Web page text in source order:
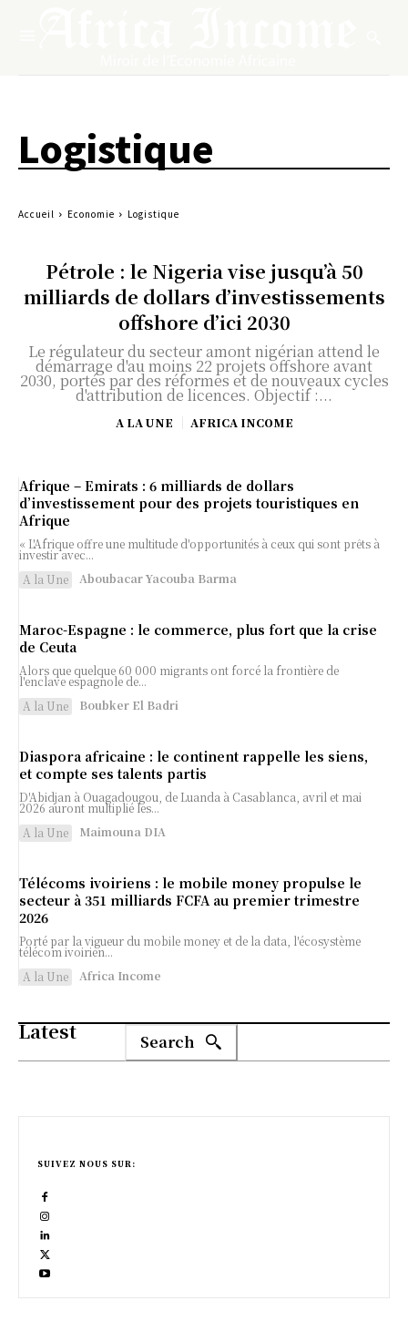
Logistique
Accueil Economie Logistique
Pétrole : le Nigeria vise jusqu’à 50
milliards de dollars d’investissements
offshore d’ici 2030
Le régulateur du secteur amont nigérian attend le
démarrage d'au moins 22 projets offshore avant
2030, portés par des réformes et de nouveaux cycles
d'attribution de licences. Objectif :...
A LA UNE AFRICA INCOME
Afrique – Emirats : 6 milliards de dollars
d’investissement pour des projets touristiques en
Afrique
« L'Afrique offre une multitude d'opportunités à ceux qui sont prêts à
investir avec...
A la Une
Aboubacar Yacouba Barma
Maroc-Espagne : le commerce, plus fort que la crise
de Ceuta
Alors que quelque 60 000 migrants ont forcé la frontière de
l'enclave espagnole de...
A la Une
Boubker El Badri
Diaspora africaine : le continent rappelle les siens,
et compte ses talents partis
D'Abidjan à Ouagadougou, de Luanda à Casablanca, avril et mai
2026 auront multiplié les...
A la Une
Maimouna DIA
Télécoms ivoiriens : le mobile money propulse le
secteur à 351 milliards FCFA au premier trimestre
2026
Porté par la vigueur du mobile money et de la data, l'écosystème
télécom ivoirien...
A la Une
Africa Income
Latest Search
SUIVEZ NOUS SUR: